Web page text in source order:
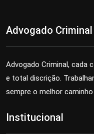
Advogado Criminal
Advogado Criminal, cada
e total discrição.
sempre o melhor
Institucional